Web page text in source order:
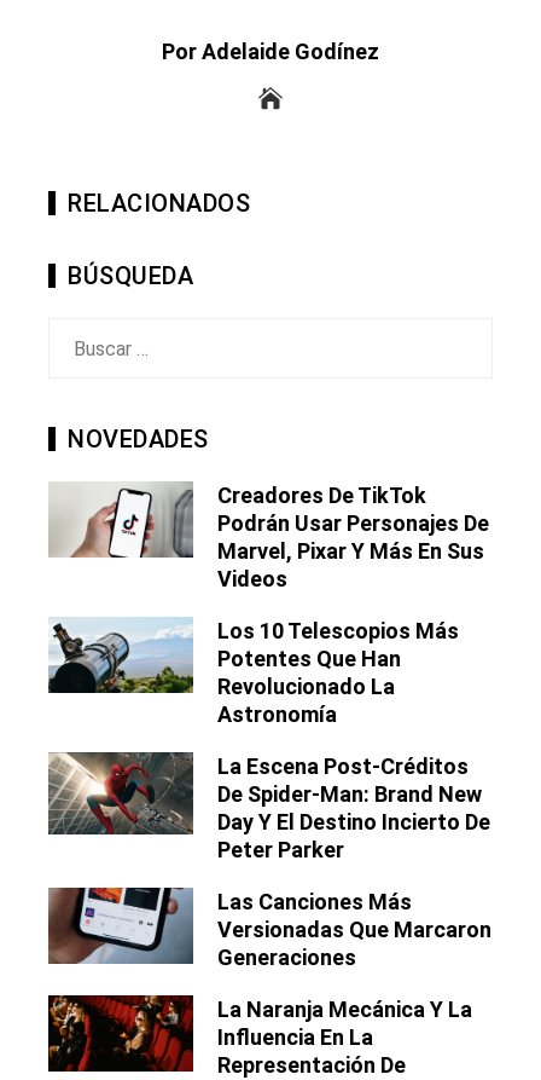
Por Adelaide Godínez
RELACIONADOS
BÚSQUEDA
NOVEDADES
Creadores De TikTok
Podrán Usar Personajes De
Marvel, Pixar Y Más En Sus
Videos
Los 10 Telescopios Más
Potentes Que Han
Revolucionado La
Astronomía
La Escena Post-Créditos
De Spider-Man: Brand New
Day Y El Destino Incierto De
Peter Parker
Las Canciones Más
Versionadas Que Marcaron
Generaciones
La Naranja Mecánica Y La
Influencia En La
Representación De